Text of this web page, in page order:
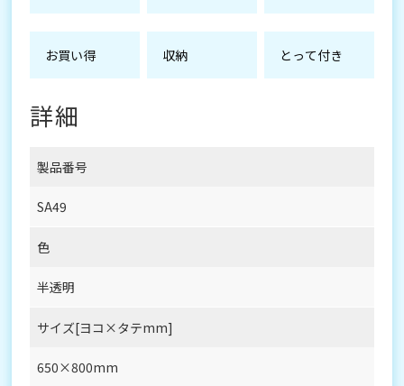
お買い得 収納 とって付き
詳細
製品番号
SA49
色
半透明
サイズ[ヨコ×タテmm]
650×800mm